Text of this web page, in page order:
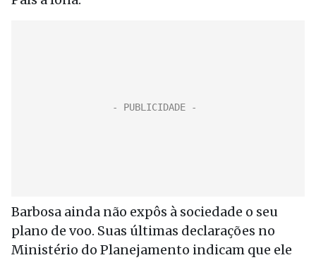
Barbosa ainda não expôs à sociedade o seu
plano de voo. Suas últimas declarações no
Ministério do Planejamento indicam que ele